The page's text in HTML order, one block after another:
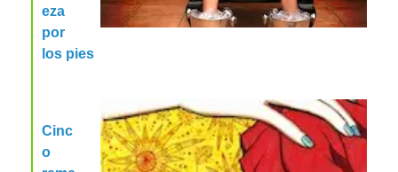
eza
por
los pies
Cinc
o